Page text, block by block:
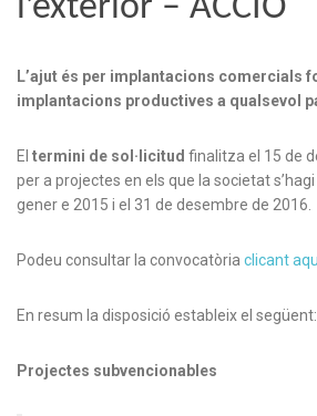
l’exterior – ACCIÓ
L’ajut és per implantacions comercials
implantacions productives a qualsevol
El termini de sol·licitud finalitza el 15 de
per a projectes en els que la societat
gener e 2015 i el 31 de desembre de 2016.
Podeu consultar la convocatòria clicant
En resum la disposició estableix el següent:
Projectes subvencionables